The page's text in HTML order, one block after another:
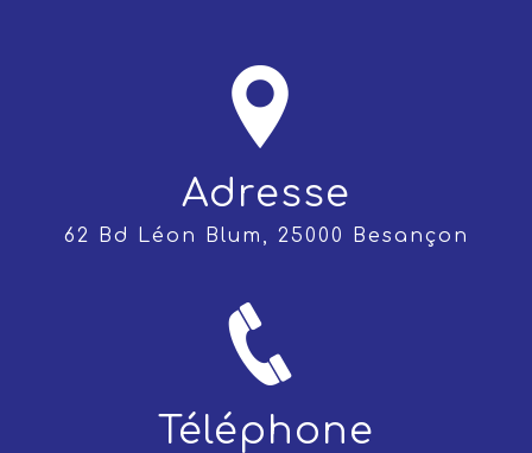
Adresse
62 Bd Léon Blum, 25000 Besançon
Téléphone